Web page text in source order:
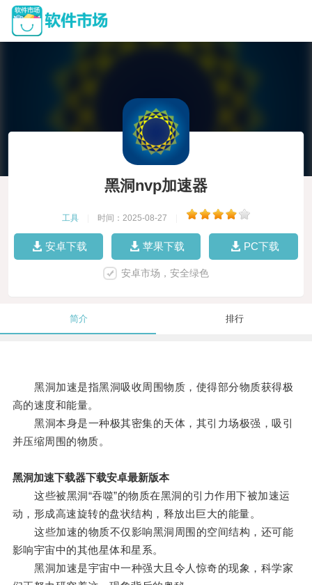
黑洞nvp加速器
工具 时间：2025-08-27
安卓下载 苹果下载 PC下载
安卓市场，安全绿色
简介 排行
黑洞加速是指黑洞吸收周围物质，使得部分物质获得极
高的速度和能量。
黑洞本身是一种极其密集的天体，其引力场极强，吸引
并压缩周围的物质。
黑洞加速下载器下载安卓最新版本
这些被黑洞“吞噬”的物质在黑洞的引力作用下被加速运
动，形成高速旋转的盘状结构，释放出巨大的能量。
这些加速的物质不仅影响黑洞周围的空间结构，还可能
影响宇宙中的其他星体和星系。
黑洞加速是宇宙中一种强大且令人惊奇的现象，科学家